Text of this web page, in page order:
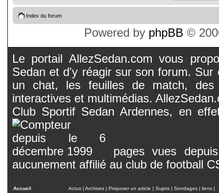
Index du forum
Powered by phpBB ©
Le portail AllezSedan.com vous
Sedan et d'y réagir sur son forum.
un chat, les feuilles de match, des
interactives et multimédias.
Club Sportif Sedan Ardennes, en
pages vues
aucunement affilié au club de football
Accueil Actus | Archives | Proposer un article | Sujets | Sondages | liens |